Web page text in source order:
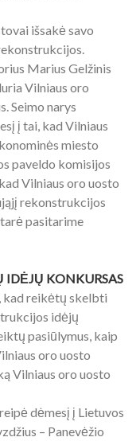
išsakė savo
Marius Gelžinis
Vilniaus oro
Seimo narys
į tai, kad Vilniaus
miesto
paveldo komisijos
Vilniaus oro uosto
rekonstrukcijos
pasitarime
IDĖJŲ KONKURSAS
kad reikėtų skelbti
idėjų
pasiūlymus, kaip
oro uosto
Vilniaus oro uosto
dėmesį į Lietuvos
– Panevėžio